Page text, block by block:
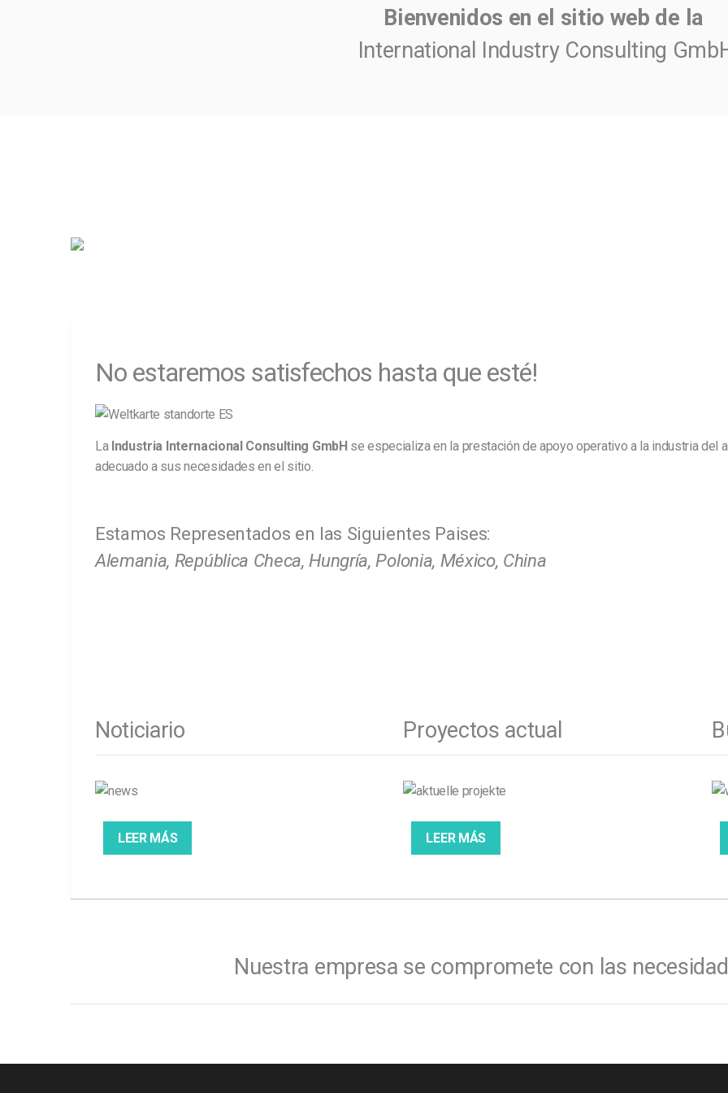
Bienvenidos en el sitio web de la
International Industry Consulting
No estaremos satisfechos hasta que esté!
La Industria Internacional Consulting GmbH se especializa en la prestación de apoyo operativo a la industria del
adecuado a sus necesidades en el sitio.
Estamos Representados en las Siguientes Paises:
Alemania, República Checa, Hungría, Polonia, México, China
Noticiario
LEER MÁS
Proyectos actual
LEER MÁS
Nuestra empresa se compromete con las